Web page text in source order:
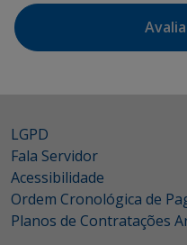
LGPD
Fala Servidor
Acessibilidade
Ordem Cronológica de
Planos de Contratações